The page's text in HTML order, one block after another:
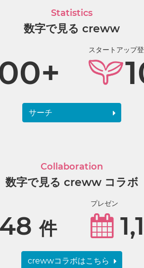
Statistics
数字で見る creww
スタートアップ
サーチ
Collaboration
数字で見る creww コラボ
件
プレゼン
crewwコラボはこちら